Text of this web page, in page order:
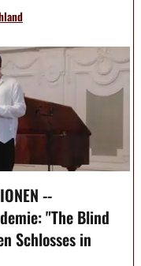
--
"The Blind
Schlosses in